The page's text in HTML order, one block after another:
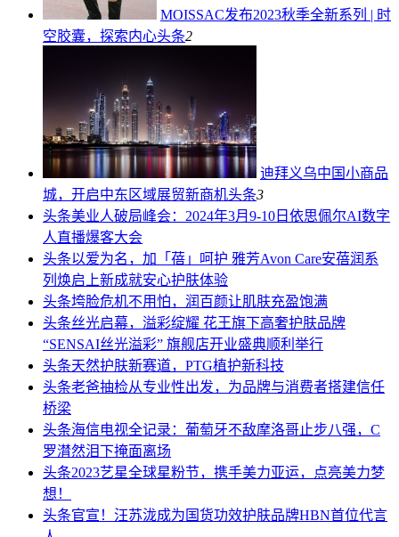
MOISSAC发布2023秋季全新系列 | 时
空胶囊，探索内心头条2
迪拜义乌中国小商品
城，开启中东区域展贸新商机头条3
头条美业人破局峰会：2024年3月9-10日依思佩尔AI数字
人直播爆客大会
头条以爱为名，加「蓓」呵护 雅芳Avon Care安蓓润系
列焕启上新成就安心护肤体验
头条垮脸危机不用怕，润百颜让肌肤充盈饱满
头条丝光启幕，溢彩绽耀 花王旗下高奢护肤品牌
“SENSAI丝光溢彩” 旗舰店开业盛典顺利举行
头条天然护肤新赛道，PTG植护新科技
头条老爸抽检从专业性出发，为品牌与消费者搭建信任
桥梁
头条海信电视全记录：葡萄牙不敌摩洛哥止步八强，C
罗潸然泪下掩面离场
头条2023艺星全球星粉节，携手美力亚运，点亮美力梦
想！
头条官宣！汪苏泷成为国货功效护肤品牌HBN首位代言